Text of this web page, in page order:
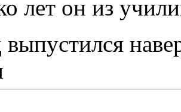
лет он из
выпустился